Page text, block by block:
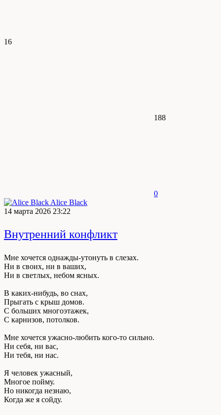
16
188
0
Alice Black
14 марта 2026 23:22
Внутренний конфликт
Мне хочется однажды-утонуть в слезах.
Ни в своих, ни в ваших,
Ни в светлых, небом ясных.
В каких-нибудь, во снах,
Прыгать с крыш домов.
С больших многоэтажек,
С карнизов, потолков.
Мне хочется ужасно-любить кого-то сильно.
Ни себя, ни вас,
Ни тебя, ни нас.
Я человек ужасный,
Многое пойму.
Но никогда незнаю,
Когда же я сойду.